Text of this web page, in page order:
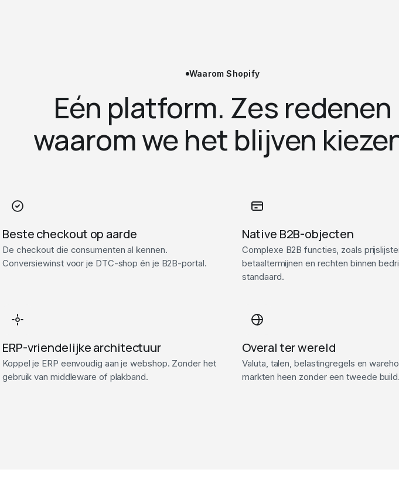
Waarom Shopify
Eén platform. Zes redenen
waarom we het blijven
Beste checkout op aarde
De checkout die consumenten al kennen.
Conversiewinst voor je DTC-shop én je B2B-portal.
Native B2B-objecten
Complexe B2B functies, zoals
betaaltermijnen en rechten binnen
standaard.
ERP-vriendelijke architectuur
Koppel je ERP eenvoudig aan je webshop. Zonder het
gebruik van middleware of plakband.
Overal ter wereld
Valuta, talen, belastingregels en
markten heen zonder een tweede build.